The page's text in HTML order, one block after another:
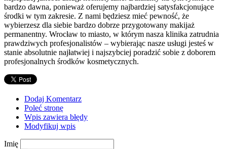
bardzo dawna, ponieważ oferujemy najbardziej satysfakcjonujące
środki w tym zakresie. Z nami będziesz mieć pewność, że
wybierzesz dla siebie bardzo dobrze przygotowany makijaż
permanentny. Wrocław to miasto, w którym nasza klinika zatrudnia
prawdziwych profesjonalistów – wybierając nasze usługi jesteś w
stanie absolutnie najłatwiej i najszybciej poradzić sobie z doborem
profesjonalnych środków kosmetycznych.
Dodaj Komentarz
Poleć stronę
Wpis zawiera błędy
Modyfikuj wpis
Imię